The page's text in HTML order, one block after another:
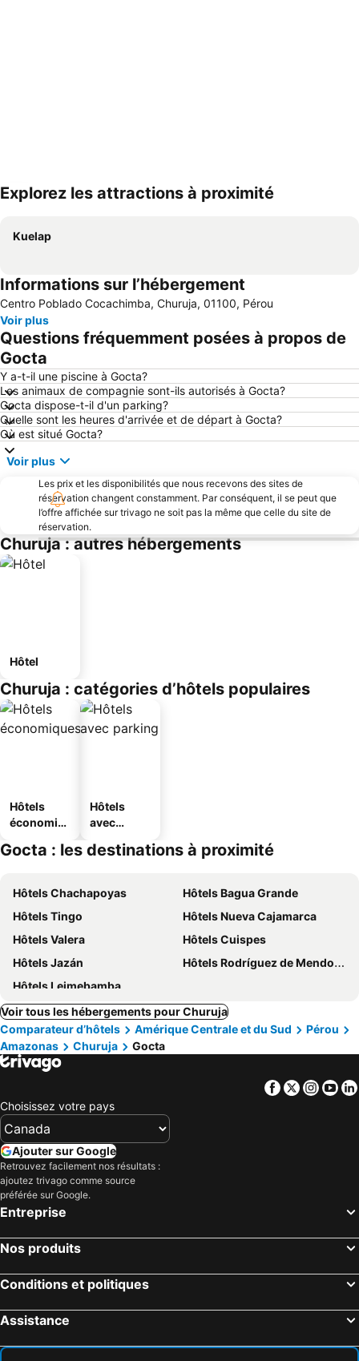
Explorez les attractions à proximité
Kuelap
Informations sur l’hébergement
Centro Poblado Cocachimba, Churuja, 01100, Pérou
Voir plus
Questions fréquemment posées à propos de
Gocta
Y a-t-il une piscine à Gocta?
Les animaux de compagnie sont-ils autorisés à Gocta?
Gocta dispose-t-il d'un parking?
Quelle sont les heures d'arrivée et de départ à Gocta?
Où est situé Gocta?
Voir plus
Les prix et les disponibilités que nous recevons des sites de
réservation changent constamment. Par conséquent, il se peut que
l’offre affichée sur trivago ne soit pas la même que celle du site de
réservation.
Churuja : autres hébergements
Hôtel
Churuja : catégories d’hôtels populaires
Hôtels
économiq
Hôtels
avec
Gocta : les destinations à proximité
Hôtels Chachapoyas
Hôtels Bagua Grande
Hôtels Tingo
Hôtels Nueva Cajamarca
Hôtels Valera
Hôtels Cuispes
Hôtels Jazán
Hôtels Rodríguez de Mendoza
Hôtels Leimebamba
Voir tous les hébergements pour Churuja
Comparateur d’hôtels
Amérique Centrale et du Sud
Pérou
Amazonas
Churuja Gocta
Facebook
Twitter
Choisissez votre pays
Ajouter sur Google
Retrouvez facilement nos résultats :
ajoutez trivago comme source
préférée sur Google.
Entreprise
Nos produits
Conditions et politiques
Assistance